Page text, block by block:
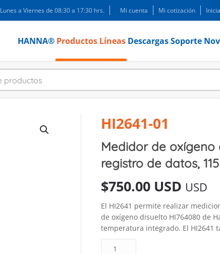
Lunes a Viernes de 08:30 a 17:30 hrs. Mi cuenta Mi cotización
HANNA® Productos Líneas DescargasSoporte
HI2641-01
Medidor de
registro de datos,
$750.00 USD USD
El HI2641 permite realizar
de oxígeno disuelto HI764080 de
temperatura integrado. El HI2641